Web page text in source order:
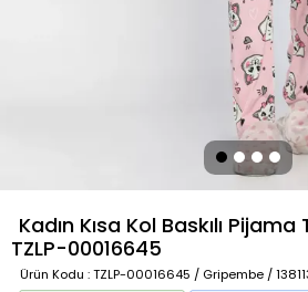
Kadın Kısa Kol Baskılı Pijama
TZLP-00016645
Ürün Kodu : TZLP-00016645 / Gripembe /